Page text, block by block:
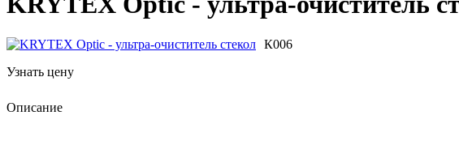
К006
Узнать цену
Описание